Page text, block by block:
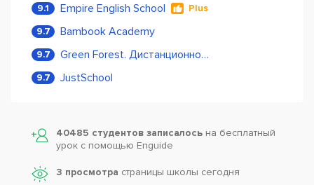
9.1 Empire English School Plus
9.7 Bambook Academy
9.7 Green Forest. Дистанционное обучение
9.7 JustSchool
40485 студентов записалось на бесплатный
урок с помощью Enguide
3 просмотра страницы школы сегодня